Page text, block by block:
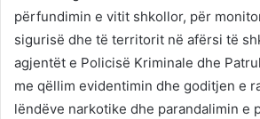
përfundimin e vitit shkollor, për
sigurisë dhe të territorit në afërsi të
agjentët e Policisë Kriminale dhe
me qëllim evidentimin dhe goditjen e
lëndëve narkotike dhe parandalimin e